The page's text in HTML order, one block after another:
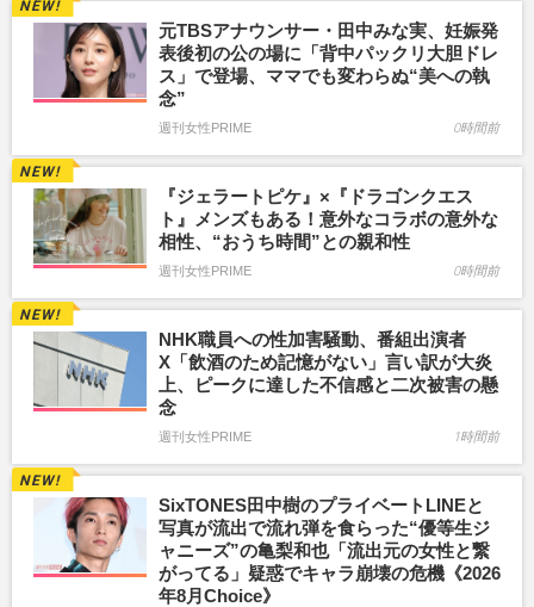
元TBSアナウンサー・田中みな実、妊娠発
表後初の公の場に「背中パックリ大胆ドレ
ス」で登場、ママでも変わらぬ“美への執
念”
週刊女性PRIME 0時間前
『ジェラートピケ』×『ドラゴンクエス
ト』メンズもある！意外なコラボの意外な
相性、“おうち時間”との親和性
週刊女性PRIME 0時間前
NHK職員への性加害騒動、番組出演者
X「飲酒のため記憶がない」言い訳が大炎
上、ピークに達した不信感と二次被害の懸
念
週刊女性PRIME 1時間前
SixTONES田中樹のプライベートLINEと
写真が流出で流れ弾を食らった“優等生ジ
ャニーズ”の亀梨和也「流出元の女性と繋
がってる」疑惑でキャラ崩壊の危機《2026
年8月Choice》